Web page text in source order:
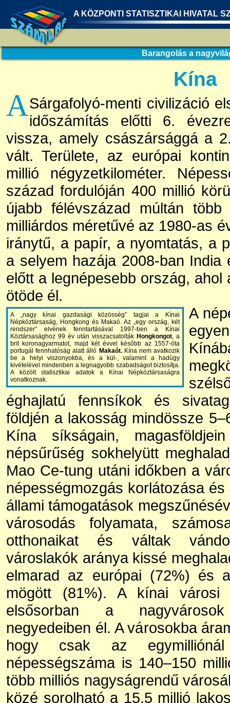
A KÖZPONTI STATISZTIKAI HIVATAL
Barangolás a
Kína
ASárgafolyó-menti civilizáció
időszámítás előtti 6.
vissza, amely császársággá a
vált. Területe, az európai
millió négyzetkilométer.
század fordulóján 400 millió
újabb félévszázad múltán
milliárdos méretűvé az 1980-as
iránytű, a papír, a nyomtatás, a
a selyem hazája 2008-ban India
előtt a legnépesebb ország, ahol
ötöde él.
A „nagy kínai gazdasági közösség” tagjai a Kínai
Népköztársaság, Hongkong és Makaó. Az „egy ország, két
rendszer” elvének fenntartásával 1997-ben a Kínai
Köztársasághoz 99 év után visszacsatolták Hongkongot, a
brit koronagyarmatot, majd két évvel később az 1557-óta
portugál fennhatóság alatt álló Makaót.Kína nem avatkozik
be a helyi viszonyokba, és a kül-, valamint a hadügy
kivételével mindenben a legnagyobb szabadságot biztosítja.
A közölt statisztikai adatok a Kínai Népköztársaságra
vonatkoznak.
A
éghajlatú fennsíkok és
földjén a lakosság mindössze
Kína síkságain,
népsűrűség sokhelyütt
Mao Ce-tung utáni időkben a
népességmozgás korlátozása
állami támogatások
városodás folyamata,
otthonaikat és váltak
városlakók aránya kissé
elmarad az európai (72%) és
mögött (81%). A kínai városi
elsősorban a
negyedeiben él. A városokba
hogy csak az
népességszáma is 140–150
több milliós nagyságrendű
közé sorolható a 15,5 millió